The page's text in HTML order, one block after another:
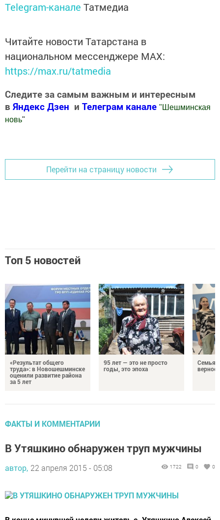
Telegram-канале Татмедиа
Читайте новости Татарстана в
национальном мессенджере MАХ:
https://max.ru/tatmedia
Следите за самым важным и интересным
в Яндекс Дзен и Телеграм канале " Шешминская
новь"
Перейти на страницу новости
Топ 5 новостей
«Результат общего
труда»: в Новошешминске
оценили развитие района
за 5 лет
95 лет — это не просто
годы, это эпоха
Семья
ФАКТЫ И КОММЕНТАРИИ
В Утяшкино обнаружен труп мужчины
автор, 22 апреля 2015 - 05:08 1722 0 0